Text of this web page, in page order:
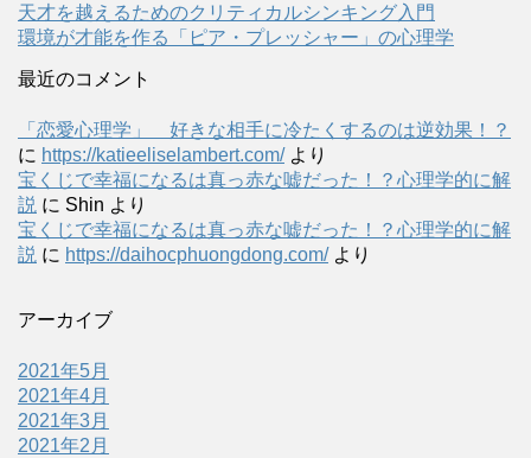
天才を越えるためのクリティカルシンキング入門
環境が才能を作る「ピア・プレッシャー」の心理学
最近のコメント
「恋愛心理学」 好きな相手に冷たくするのは逆効果！？
に https://katieeliselambert.com/より
宝くじで幸福になるは真っ赤な嘘だった！？心理学的に解
説 に Shin より
宝くじで幸福になるは真っ赤な嘘だった！？心理学的に解
説 に https://daihocphuongdong.com/より
アーカイブ
2021年5月
2021年4月
2021年3月
2021年2月